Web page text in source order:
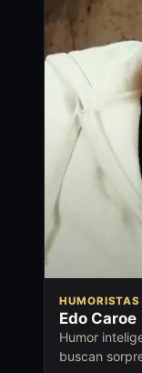
HUMORISTAS
Edo Caroe
Humor
buscan